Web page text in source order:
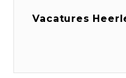
Vacatures